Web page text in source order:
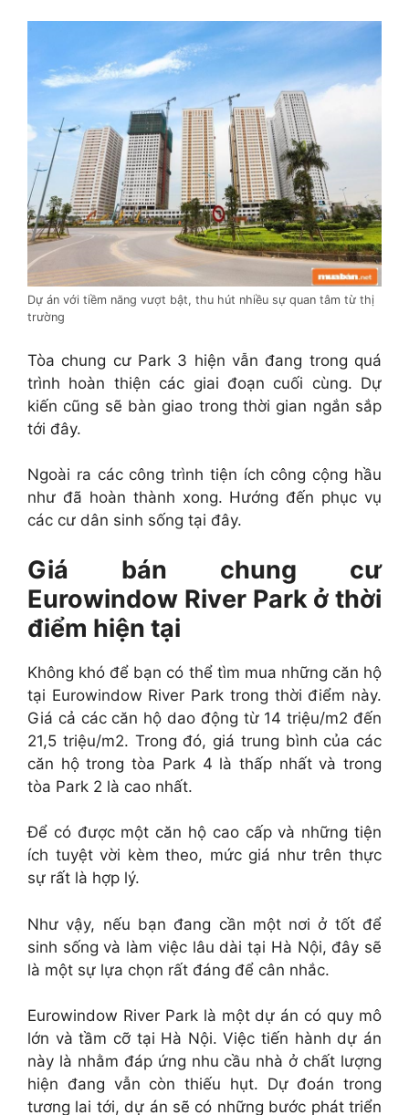
Dự án với tiềm năng vượt bật, thu hút nhiều sự quan tâm từ thị
trường
Tòa chung cư Park 3 hiện vẫn đang trong quá
trình hoàn thiện các giai đoạn cuối cùng. Dự
kiến cũng sẽ bàn giao trong thời gian ngắn sắp
tới đây.
Ngoài ra các công trình tiện ích công cộng hầu
như đã hoàn thành xong. Hướng đến phục vụ
các cư dân sinh sống tại đây.
Giá bán chung cư
Eurowindow River Park ở thời
điểm hiện tại
Không khó để bạn có thể tìm mua những căn hộ
tại Eurowindow River Park trong thời điểm này.
Giá cả các căn hộ dao động từ 14 triệu/m2 đến
21,5 triệu/m2. Trong đó, giá trung bình của các
căn hộ trong tòa Park 4 là thấp nhất và trong
tòa Park 2 là cao nhất.
Để có được một căn hộ cao cấp và những tiện
ích tuyệt vời kèm theo, mức giá như trên thực
sự rất là hợp lý.
Như vậy, nếu bạn đang cần một nơi ở tốt để
sinh sống và làm việc lâu dài tại Hà Nội, đây sẽ
là một sự lựa chọn rất đáng để cân nhắc.
Eurowindow River Park là một dự án có quy mô
lớn và tầm cỡ tại Hà Nội. Việc tiến hành dự án
này là nhằm đáp ứng nhu cầu nhà ở chất lượng
hiện đang vẫn còn thiếu hụt. Dự đoán trong
tương lai tới, dự án sẽ có những bước phát triển